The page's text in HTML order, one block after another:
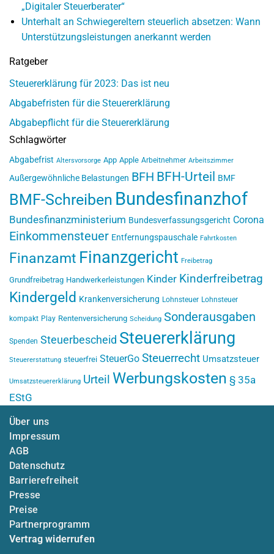
„Digitaler Steuerberater“
Unterhalt an Schwiegereltern steuerlich absetzen: Wann
Unterstützungsleistungen anerkannt werden
Ratgeber
Steuererklärung für 2023: Das ist neu
Abgabefristen für die Steuererklärung
Abgabepflicht für die Steuererklärung
Schlagwörter
Abgabefrist Altersvorsorge App Apple Arbeitnehmer Arbeitszimmer
Außergewöhnliche Belastungen BFH BFH-Urteil BMF
BMF-Schreiben Bundesfinanzhof
Bundesfinanzministerium Bundesverfassungsgericht Corona
Einkommensteuer Entfernungspauschale Fahrtkosten
Finanzamt Finanzgericht Freibetrag
Grundfreibetrag Handwerkerleistungen Kinder Kinderfreibetrag
Kindergeld Krankenversicherung Lohnsteuer Lohnsteuer
kompakt Play Rentenversicherung Scheidung Sonderausgaben
Spenden Steuerbescheid Steuererklärung
Steuererstattung steuerfrei SteuerGo Steuerrecht Umsatzsteuer
Umsatzsteuererklärung Urteil Werbungskosten § 35a
EStG
Über uns
Impressum
AGB
Datenschutz
Barrierefreiheit
Presse
Preise
Partnerprogramm
Vertrag widerrufen